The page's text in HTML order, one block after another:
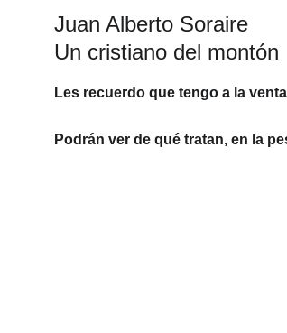
Juan Alberto Soraire
Un cristiano del montón
Les recuerdo que tengo a la
Podrán ver de qué tratan, en la